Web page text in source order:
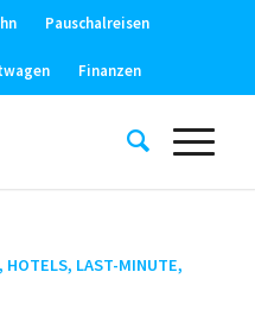
Pauschalreisen
Finanzen
, HOTELS, LAST-MINUTE,